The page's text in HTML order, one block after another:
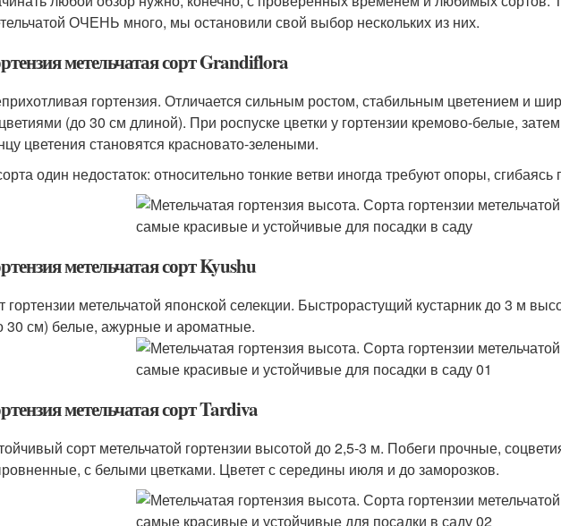
ОЧЕНЬ много, мы остановили свой выбор нескольких из них.
метельчатая сорт Grandiflora
гортензия. Отличается сильным ростом, стабильным цветением и
(до 30 см длиной). При роспуске цветки у гортензии кремово-белые,
цветения становятся красновато-зелеными.
один недостаток: относительно тонкие ветви иногда требуют опоры,
метельчатая сорт Kyushu
гортензии метельчатой японской селекции. Быстрорастущий кустарник до 3 м
30 см) белые, ажурные и ароматные.
метельчатая сорт Tardiva
сорт метельчатой гортензии высотой до 2,5-3 м. Побеги прочные,
с белыми цветками. Цветет с середины июля и до заморозков.